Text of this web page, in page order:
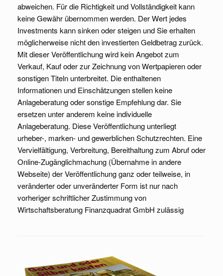
abweichen. Für die Richtigkeit und Vollständigkeit kann
keine Gewähr übernommen werden. Der Wert jedes
Investments kann sinken oder steigen und Sie erhalten
möglicherweise nicht den investierten Geldbetrag zurück.
Mit dieser Veröffentlichung wird kein Angebot zum
Verkauf, Kauf oder zur Zeichnung von Wertpapieren oder
sonstigen Titeln unterbreitet. Die enthaltenen
Informationen und Einschätzungen stellen keine
Anlageberatung oder sonstige Empfehlung dar. Sie
ersetzen unter anderem keine individuelle
Anlageberatung. Diese Veröffentlichung unterliegt
urheber-, marken- und gewerblichen Schutzrechten. Eine
Vervielfältigung, Verbreitung, Bereithaltung zum Abruf oder
Online-Zugänglichmachung (Übernahme in andere
Webseite) der Veröffentlichung ganz oder teilweise, in
veränderter oder unveränderter Form ist nur nach
vorheriger schriftlicher Zustimmung von
Wirtschaftsberatung Finanzquadrat GmbH zulässig